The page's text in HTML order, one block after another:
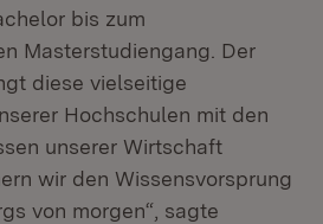
bis zum
Masterstudiengang. Der
diese vielseitige
Hochschulen mit den
unserer Wirtschaft
wir den Wissensvorsprung
von morgen“, sagte